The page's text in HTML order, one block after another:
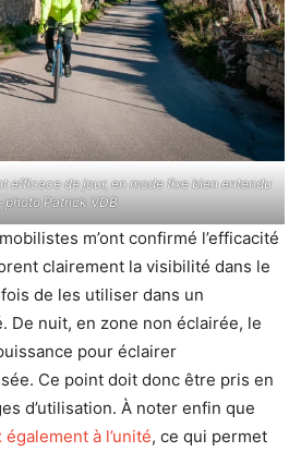
efficace de jour, en mode fixe bien entendu
photo Patrick VDB
m’ont confirmé l’efficacité
clairement la visibilité dans le
de les utiliser dans un
De nuit, en zone non éclairée, le
pour éclairer
Ce point doit donc être pris en
d’utilisation. À noter enfin que
à l’unité, ce qui permet